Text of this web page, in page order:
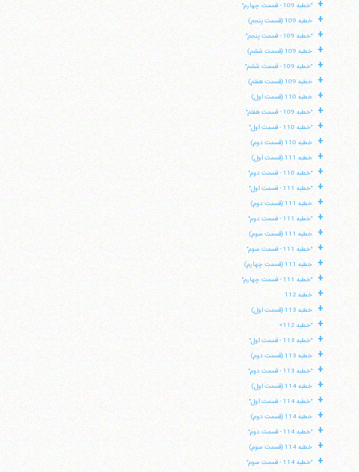
+ "خطبه 109 - قسمت چهارم"
+ خطبه 109 (قسمت پنجم)
+ "خطبه 109 - قسمت پنجم"
+ خطبه 109 (قسمت ششم)
+ "خطبه 109 - قسمت ششم"
+ خطبه 109 (قسمت هفتم)
+ خطبه 110 (قسمت اول)
+ "خطبه 109 - قسمت هفتم"
+ "خطبه 110 - قسمت اول"
+ خطبه 110 (قسمت دوم)
+ خطبه 111 (قسمت اول)
+ "خطبه 110 - قسمت دوم"
+ "خطبه 111 - قسمت اول"
+ خطبه 111 (قسمت دوم)
+ "خطبه 111 - قسمت دوم"
+ خطبه 111 (قسمت سوم)
+ "خطبه 111 - قسمت سوم"
+ خطبه 111 (قسمت چهارم)
+ "خطبه 111 - قسمت چهارم"
+ خطبه 112
+ خطبه 113 (قسمت اول)
+ "خطبه 112»
+ "خطبه 113 - قسمت اول"
+ خطبه 113 (قسمت دوم)
+ "خطبه 113 - قسمت دوم"
+ خطبه 114 (قسمت اول)
+ "خطبه 114 - قسمت اول"
+ خطبه 114 (قسمت دوم)
+ "خطبه 114 - قسمت دوم"
+ خطبه 114 (قسمت سوم)
+ "خطبه 114 - قسمت سوم"